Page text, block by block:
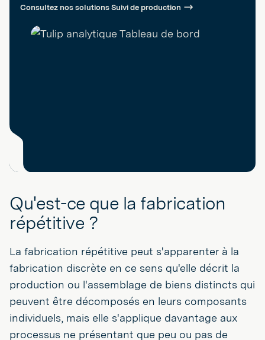
Consultez nos solutions Suivi de production
Qu'est-ce que la fabrication
répétitive ?
La fabrication répétitive peut s'apparenter à la
fabrication discrète en ce sens qu'elle décrit la
production ou l'assemblage de biens distincts qui
peuvent être décomposés en leurs composants
individuels, mais elle s'applique davantage aux
processus ne présentant que peu ou pas de